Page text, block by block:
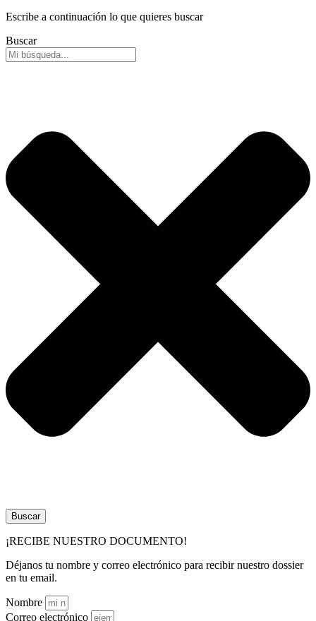
Escribe a continuación lo que quieres buscar
Buscar
Buscar
¡RECIBE NUESTRO DOCUMENTO!
Déjanos tu nombre y correo electrónico para recibir nuestro dossier
en tu email.
Nombre
Correo electrónico